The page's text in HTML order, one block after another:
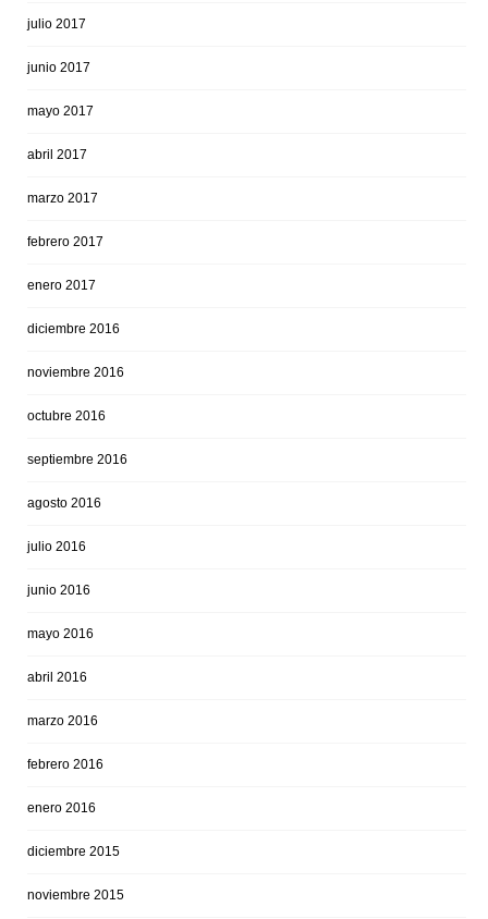
julio 2017
junio 2017
mayo 2017
abril 2017
marzo 2017
febrero 2017
enero 2017
diciembre 2016
noviembre 2016
octubre 2016
septiembre 2016
agosto 2016
julio 2016
junio 2016
mayo 2016
abril 2016
marzo 2016
febrero 2016
enero 2016
diciembre 2015
noviembre 2015